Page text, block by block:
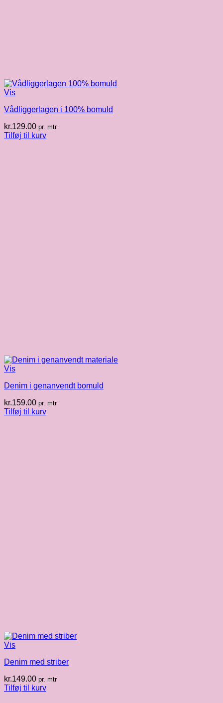
Vis
Vådliggerlagen i 100% bomuld
kr.129.00 pr. mtr
Tilføj til kurv
Vis
Denim i genanvendt bomuld
kr.159.00 pr. mtr
Tilføj til kurv
Vis
Denim med striber
kr.149.00 pr. mtr
Tilføj til kurv